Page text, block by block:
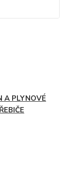
A PLYNOVÉ